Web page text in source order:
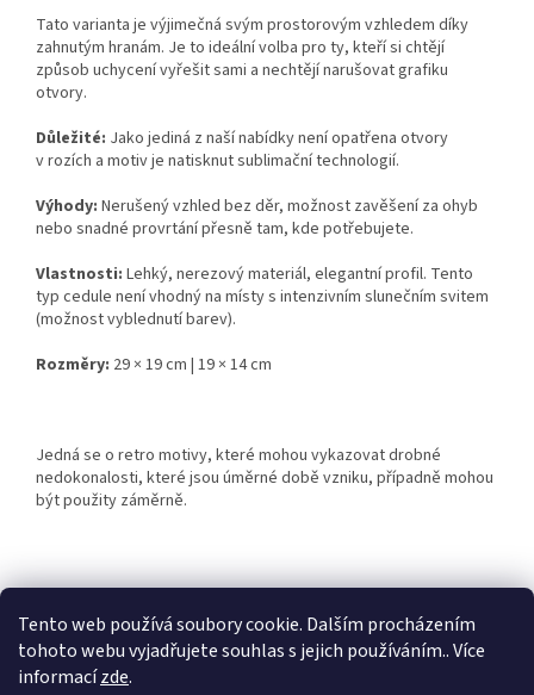
Tento web používá soubory cookie. Dalším procházením
tohoto webu vyjadřujete souhlas s jejich používáním.. Více
informacízde.
Tato varianta je výjimečná svým prostorovým vzhledem díky
zahnutým hranám. Je to ideální volba pro ty, kteří si chtějí
způsob uchycení vyřešit sami a nechtějí narušovat grafiku
otvory.
Důležité: Jako jediná z naší nabídky není opatřena otvory
v rozích a motiv je natisknut sublimační technologií.
Výhody: Nerušený vzhled bez děr, možnost zavěšení za ohyb
nebo snadné provrtání přesně tam, kde potřebujete.
Vlastnosti: Lehký, nerezový materiál, elegantní profil. Tento
typ cedule není vhodný na místy s intenzivním slunečním svitem
(možnost vyblednutí barev).
Rozměry: 29 × 19 cm | 19 × 14 cm
Jedná se o retro motivy, které mohou vykazovat drobné
nedokonalosti, které jsou úměrné době vzniku, případně mohou
být použity záměrně.
Z
Retro-Darky.cz Krowki.cz